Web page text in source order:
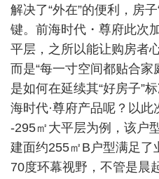
解决了“外在”的便利，房
键。前海时代・尊府此次
平层，之所以能让购房者
而是“每一寸空间都贴合家
是如何在延续其“好房子”
海时代·尊府产品呢？以
-295㎡大平层为例，该户
建面约255㎡B户型满足了
70度环幕视野，不管是晨